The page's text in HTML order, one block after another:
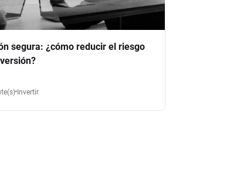
segura: ¿cómo reducir el riesgo
Invertir